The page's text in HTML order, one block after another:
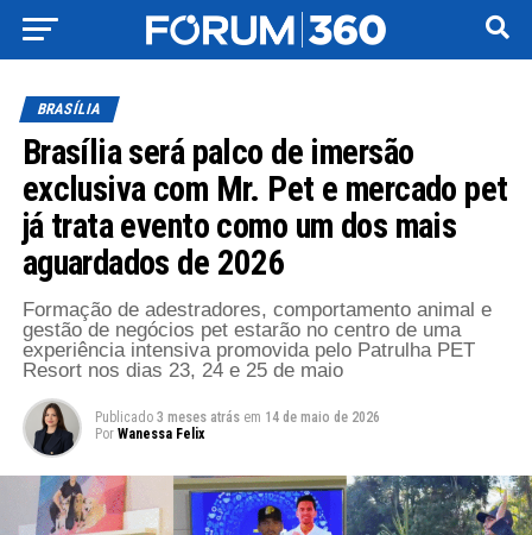
BRASÍLIA
Brasília será palco de imersão
exclusiva com Mr. Pet e mercado pet
já trata evento como um dos mais
aguardados de 2026
Formação de adestradores, comportamento animal e
gestão de negócios pet estarão no centro de uma
experiência intensiva promovida pelo Patrulha PET
Resort nos dias 23, 24 e 25 de maio
Publicado 3 meses atrás em 14 de maio de 2026
Por Wanessa Felix